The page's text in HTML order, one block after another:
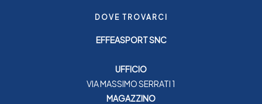
DOVE TROVARCI
EFFEASPORT SNC
UFFICIO
VIA MASSIMO SERRATI 1
MAGAZZINO